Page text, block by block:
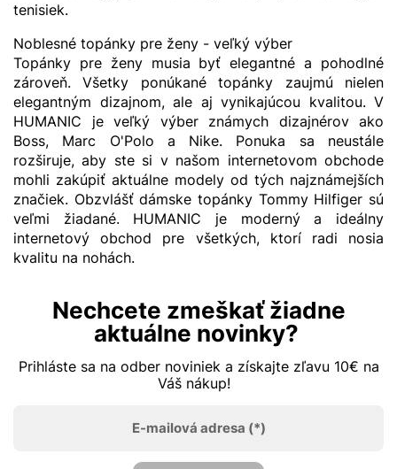
tenisiek.
Noblesné topánky pre ženy - veľký výber
Topánky pre ženy musia byť elegantné a pohodlné
zároveň. Všetky ponúkané topánky zaujmú nielen
elegantným dizajnom, ale aj vynikajúcou kvalitou. V
HUMANIC je veľký výber známych dizajnérov ako
Boss, Marc O'Polo a Nike. Ponuka sa neustále
rozširuje, aby ste si v našom internetovom obchode
mohli zakúpiť aktuálne modely od tých najznámejších
značiek. Obzvlášť dámske topánky Tommy Hilfiger sú
veľmi žiadané. HUMANIC je moderný a ideálny
internetový obchod pre všetkých, ktorí radi nosia
kvalitu na nohách.
Nechcete zmeškať žiadne
aktuálne novinky?
Prihláste sa na odber noviniek a získajte zľavu 10€ na
Váš nákup!
E-mailová adresa (*)